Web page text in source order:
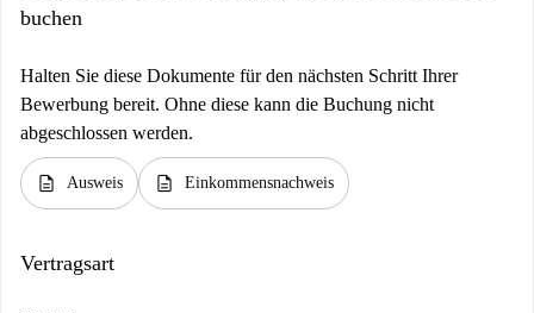
buchen
Halten Sie diese Dokumente für den nächsten Schritt Ihrer
Bewerbung bereit. Ohne diese kann die Buchung nicht
abgeschlossen werden.
description Ausweis description Einkommensnachweis
Vertragsart